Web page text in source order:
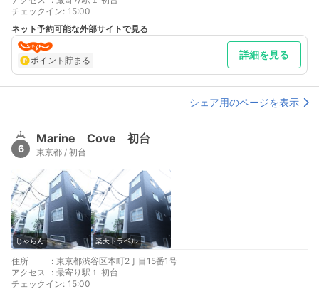
チェックイン: 15:00
ネット予約可能な外部サイトで見る
ポイント貯まる 詳細を見る
シェア用のページを表示
6
Marine Cove 初台
東京都 / 初台
じゃらん 楽天トラベル
住所 : 東京都渋谷区本町2丁目15番1号
アクセス
: 最寄り駅１ 初台
チェックイン: 15:00